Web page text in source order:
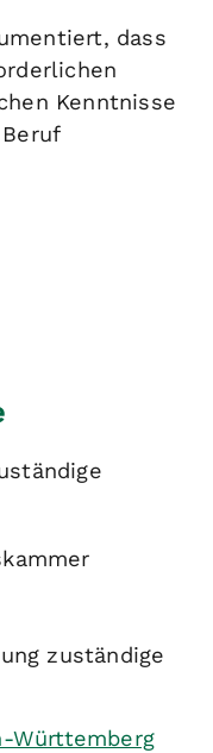
dass
Kenntnisse
zuständige
Württemberg